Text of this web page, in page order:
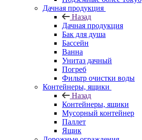
Дачная продукция
Назад
Дачная продукция
Бак для душа
Бассейн
Ванна
Унитаз дачный
Погреб
Фильтр очистки воды
Контейнеры, ящики
Назад
Контейнеры, ящики
Мусорный контейнер
Паллет
Ящик